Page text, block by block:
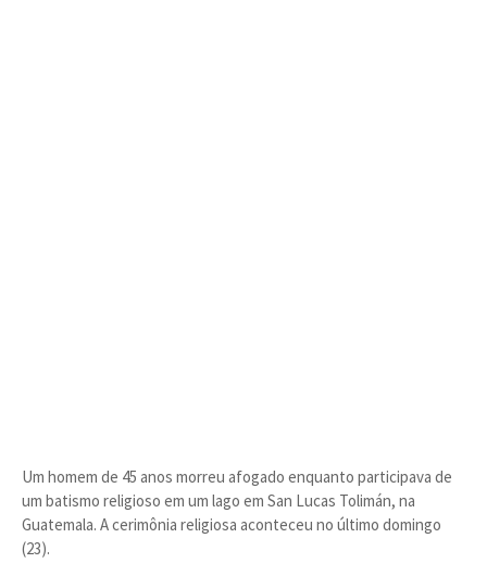
Um homem de 45 anos morreu afogado enquanto participava de
um batismo religioso em um lago em San Lucas Tolimán, na
Guatemala. A cerimônia religiosa aconteceu no último domingo
(23).